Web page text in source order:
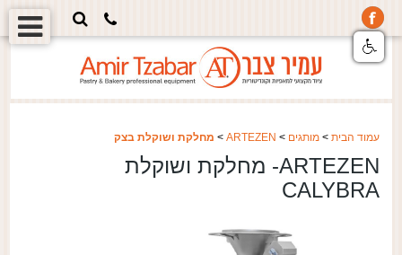
עמוד הבית> מותגים >
ARTEZEN
> מחלקת ושוקלת בצק
ARTEZEN- מחלקת ושוקלת
CALYBRA